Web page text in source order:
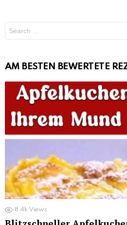
for:
AM BESTEN BEWERTETE
8.4k Views